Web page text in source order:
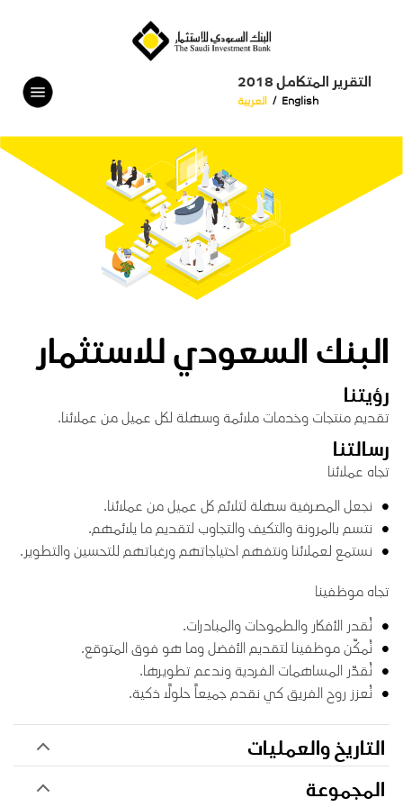
التقرير المتكامل 2018
English
/ العربية
البنك السعودي للاستثمار
رؤيتنا
تقديم منتجات وخدمات ملائمة وسهلة لكل عميل من عملائنا.
رسالتنا
تجاه عملائنا
نجعل المصرفية سهلة لتلائم كل عميل من عملائنا.
نتسم بالمرونة والتكيف والتجاوب لتقديم ما يلائمهم.
نستمع لعملائنا ونتفهم احتياجاتهم ورغباتهم للتحسين والتطوير.
تجاه موظفينا
نُقدر الأفكار والطموحات والمبادرات.
نُمكّن موظفينا لتقديم الأفضل وما هو فوق المتوقع.
نُقدّر المساهمات الفردية وندعم تطويرها.
نُعزز روح الفريق كي نقدم جميعاً حلولاً ذكية.
التاريخ والعمليات
المجموعة